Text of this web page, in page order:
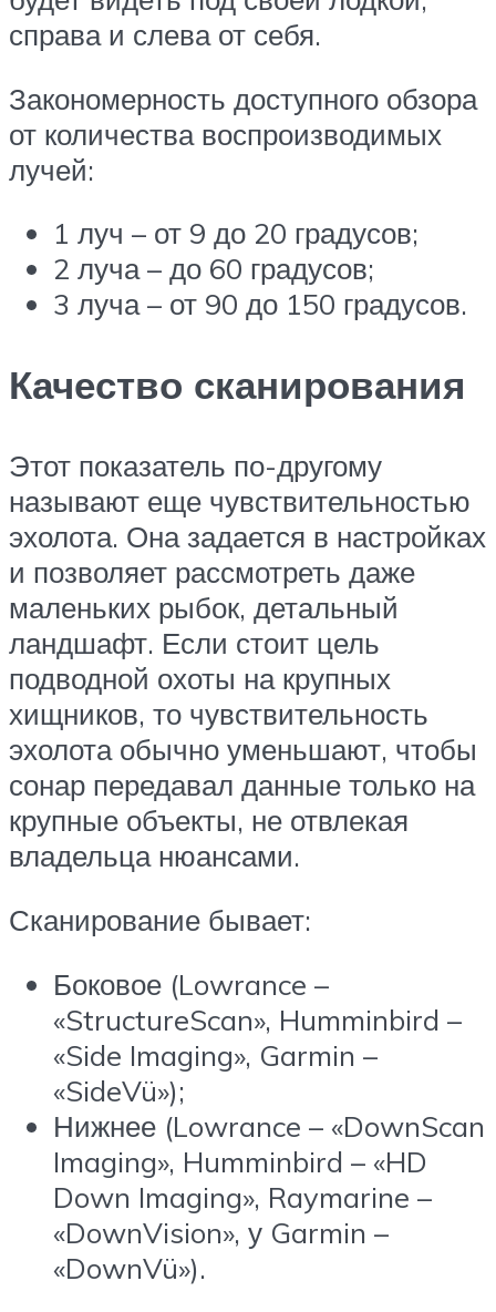
справа и слева от себя.
Закономерность доступного обзора
от количества воспроизводимых
лучей:
1 луч – от 9 до 20 градусов;
2 луча – до 60 градусов;
3 луча – от 90 до 150 градусов.
Качество сканирования
Этот показатель по-другому
называют еще чувствительностью
эхолота. Она задается в настройках
и позволяет рассмотреть даже
маленьких рыбок, детальный
ландшафт. Если стоит цель
подводной охоты на крупных
хищников, то чувствительность
эхолота обычно уменьшают, чтобы
сонар передавал данные только на
крупные объекты, не отвлекая
владельца нюансами.
Сканирование бывает:
Боковое (Lowrance –
«StructureScan», Humminbird –
«Side Imaging», Garmin –
«SideVü»);
Нижнее (Lowrance – «DownScan
Imaging», Humminbird – «HD
Down Imaging», Raymarine –
«DownVision», у Garmin –
«DownVü»).